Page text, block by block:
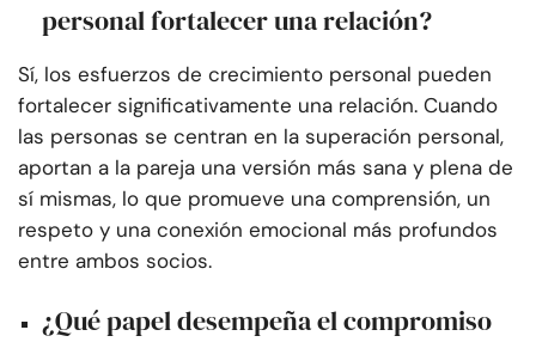
personal fortalecer una relación?
Sí, los esfuerzos de crecimiento personal pueden
fortalecer significativamente una relación. Cuando
las personas se centran en la superación personal,
aportan a la pareja una versión más sana y plena de
sí mismas, lo que promueve una comprensión, un
respeto y una conexión emocional más profundos
entre ambos socios.
¿Qué papel desempeña el compromiso